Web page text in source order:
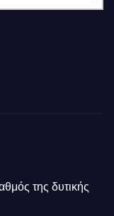
της δυτικής